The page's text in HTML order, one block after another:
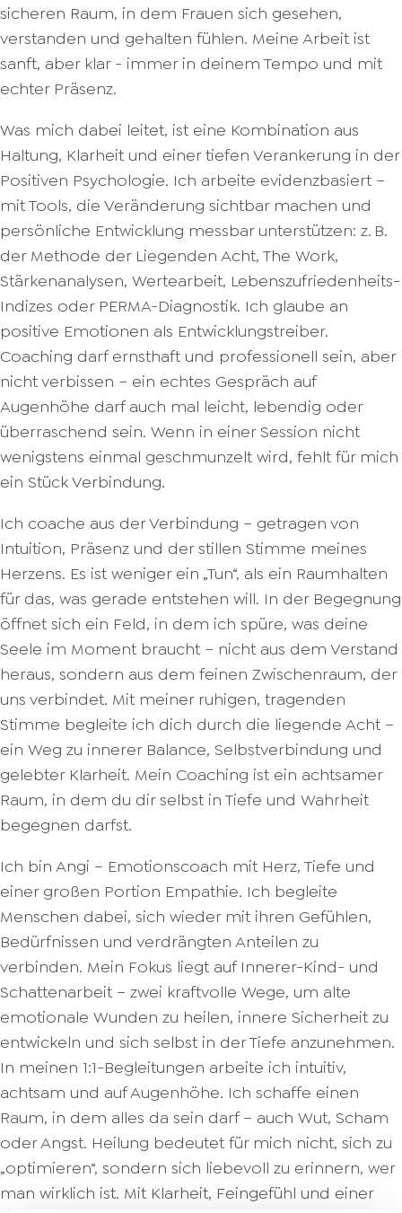
sicheren Raum, in dem Frauen sich gesehen,
verstanden und gehalten fühlen. Meine Arbeit ist
sanft, aber klar - immer in deinem Tempo und mit
echter Präsenz.
Was mich dabei leitet, ist eine Kombination aus
Haltung, Klarheit und einer tiefen Verankerung in der
Positiven Psychologie. Ich arbeite evidenzbasiert –
mit Tools, die Veränderung sichtbar machen und
persönliche Entwicklung messbar unterstützen: z. B.
der Methode der Liegenden Acht, The Work,
Stärkenanalysen, Wertearbeit, Lebenszufriedenheits-
Indizes oder PERMA-Diagnostik. Ich glaube an
positive Emotionen als Entwicklungstreiber.
Coaching darf ernsthaft und professionell sein, aber
nicht verbissen – ein echtes Gespräch auf
Augenhöhe darf auch mal leicht, lebendig oder
überraschend sein. Wenn in einer Session nicht
wenigstens einmal geschmunzelt wird, fehlt für mich
ein Stück Verbindung.
Ich coache aus der Verbindung – getragen von
Intuition, Präsenz und der stillen Stimme meines
Herzens. Es ist weniger ein „Tun“, als ein Raumhalten
für das, was gerade entstehen will. In der Begegnung
öffnet sich ein Feld, in dem ich spüre, was deine
Seele im Moment braucht – nicht aus dem Verstand
heraus, sondern aus dem feinen Zwischenraum, der
uns verbindet. Mit meiner ruhigen, tragenden
Stimme begleite ich dich durch die liegende Acht –
ein Weg zu innerer Balance, Selbstverbindung und
gelebter Klarheit. Mein Coaching ist ein achtsamer
Raum, in dem du dir selbst in Tiefe und Wahrheit
begegnen darfst.
Ich bin Angi – Emotionscoach mit Herz, Tiefe und
einer großen Portion Empathie. Ich begleite
Menschen dabei, sich wieder mit ihren Gefühlen,
Bedürfnissen und verdrängten Anteilen zu
verbinden. Mein Fokus liegt auf Innerer-Kind- und
Schattenarbeit – zwei kraftvolle Wege, um alte
emotionale Wunden zu heilen, innere Sicherheit zu
entwickeln und sich selbst in der Tiefe anzunehmen.
In meinen 1:1-Begleitungen arbeite ich intuitiv,
achtsam und auf Augenhöhe. Ich schaffe einen
Raum, in dem alles da sein darf – auch Wut, Scham
oder Angst. Heilung bedeutet für mich nicht, sich zu
„optimieren“, sondern sich liebevoll zu erinnern, wer
man wirklich ist. Mit Klarheit, Feingefühl und einer